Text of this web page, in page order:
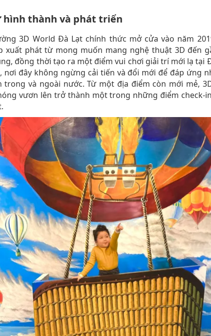
hình thành và phát triển
3D World Đà Lạt chính thức mở cửa vào năm
xuất phát từ mong muốn mang nghệ thuật 3D đến
đồng thời tạo ra một điểm vui chơi giải trí mới lạ tại
nơi đây không ngừng cải tiến và đổi mới để đáp ứng
trong và ngoài nước. Từ một địa điểm còn mới mẻ,
vươn lên trở thành một trong những điểm check-